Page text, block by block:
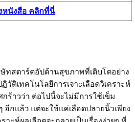
หนังสือ คลิกที่นี่
ษัทสตาร์ตอัปด้านสุขภาพที่เติบโตอย่าง
วัติเทคโนโลยีการเจาะเลือดวิเคราะห์
ร้าวว่า ต่อไปนี้จะไม่มีการใช้เข็ม
อีกแล้ว แต่จะใช้แค่เลือดปลายนิ้วเพียง